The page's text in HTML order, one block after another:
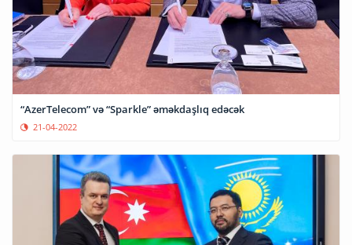
“AzerTelecom” və “Sparkle” əməkdaşlıq edəcək
21-04-2022